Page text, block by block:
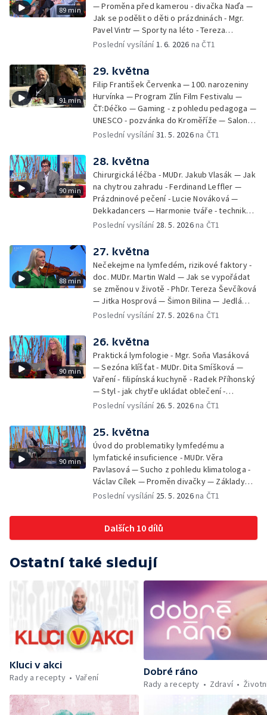
89 min
— Proměna před kamerou - divačka Naďa —
Jak se podělit o děti o prázdninách - Mgr.
Pavel Vintr — Sporty na léto - Tereza
Michalová — Černé ovce — Změny v
v Českém ráji - Tomáš Jeřábek, Magdalena
Borová, Eva Váchová
Poslední vysílání1. 6. 2026 na ČT1
91 min
29. května
Filip František Červenka — 100. narozeniny
Hurvínka — Program Zlín Film Festivalu —
ČT:Déčko — Gaming - z pohledu pedagoga —
UNESCO - pozvánka do Kroměříže — Salon
filmových klapek
Poslední vysílání31. 5. 2026na ČT1
90 min
28. května
Chirurgická léčba - MUDr. Jakub Vlasák — Jak
na chytrou zahradu - Ferdinand Leffler —
Prázdninové pečení - Lucie Nováková —
Dekkadancers — Harmonie tváře - techniky
přírodního omlazení - Martina Kavecká —
Petr Bednařík — Počasí s Michalem Žákem
Poslední vysílání 28. 5. 2026na ČT1
88 min
27. května
Nečekejme na lymfedém, rizikové faktory -
doc. MUDr. Martin Wald — Jak se vypořádat
se změnou v životě - PhDr. Tereza Ševčíková
— Jitka Hosprová — Šimon Bilina — Jedlá
zahrada - Petra Matějková — Kulturní tipy
Poslední vysílání 27. 5. 2026na ČT1
90 min
26. května
Praktická lymfologie - Mgr. Soňa Vlasáková
— Sezóna klíšťat - MUDr. Dita Smíšková —
Vaření - filipínská kuchyně - Radek Příhonský
— Styl - jak chytře ukládat oblečení -
Veronika Slaninová — Běháme s dětmi - jak
Schneiderová — Colours of Ostrava - Filip
Košťálek a Jan Vojtko — Tajemství křišťálové
planety - Jan Maxián, Petr Horák a Adélka
Hesová — Český svaz ochránců přírody - Eva
Šrailová
Poslední vysílání 26. 5. 2026na ČT1
90 min
25. května
Úvod do problematiky lymfedému a
lymfatické insuficience - MUDr. Věra
Pavlasová — Sucho z pohledu klimatologa -
Václav Cílek — Proměn divačky — Základy
bezpečnosti dětí na inline bruslích - Petr
Zooterapie - praktické využití - Linda
Tinková — Pražské jaro - Klára Boudalová,
Marko Ivanović
Poslední vysílání 25. 5. 2026na ČT1
Dalších 10 dílů
Ostatní také sledují
Kluci v akci
Rady a recepty
Vaření
Dobré ráno
Rady a recepty
Zdraví